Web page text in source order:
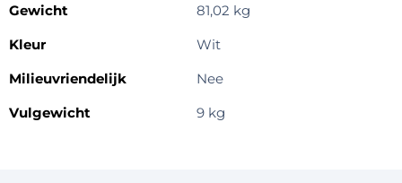
Gewicht
81,02 kg
Kleur
Wit
Milieuvriendelijk
Nee
Vulgewicht
9 kg